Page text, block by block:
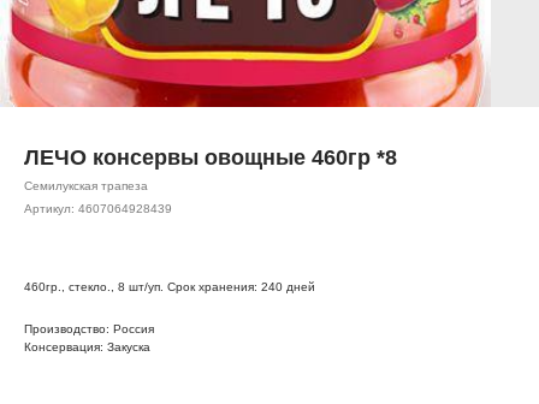
ЛЕЧО консервы овощные 460гр *8
Семилукская трапеза
Артикул: 4607064928439
460гр., стекло., 8 шт/уп. Срок хранения: 240 дней
Производство: Россия
Консервация: Закуска